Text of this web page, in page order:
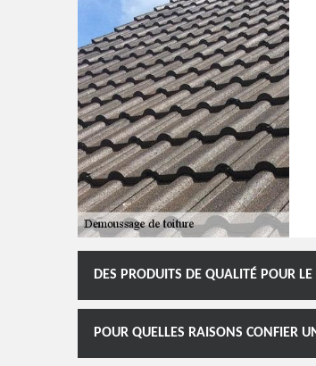
DES PRODUITS DE QUALITÉ POUR
POUR QUELLES RAISONS CONFIER